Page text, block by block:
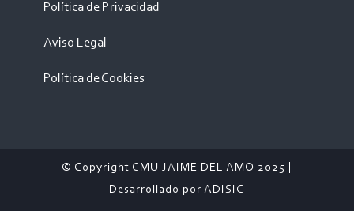
Política de Privacidad
Aviso Legal
Política de Cookies
© Copyright CMU JAIME DEL AMO 2025 |
Desarrollado porADISIC